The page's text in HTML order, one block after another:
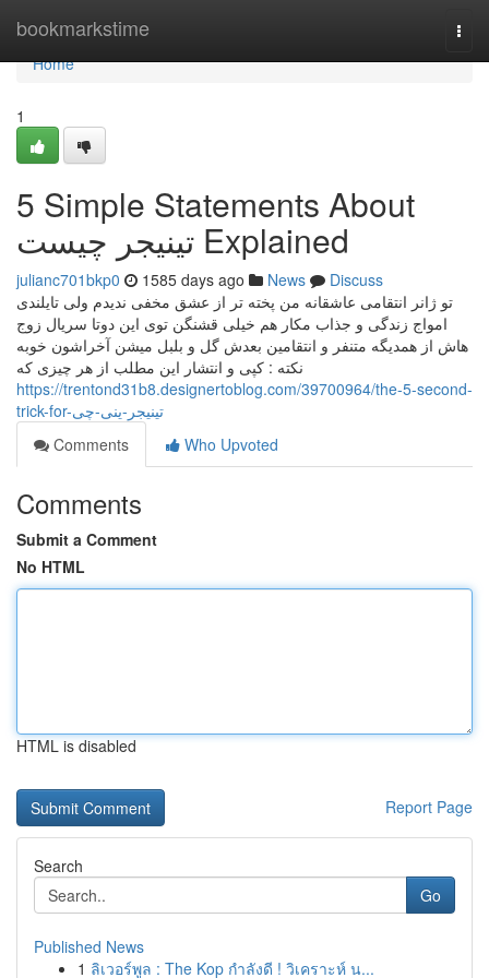
bookmarkstime
Home
Home
1
5 Simple Statements About
تینیجر چیست Explained
julianc701bkp0 1585 days ago News
Discuss
تو ژانر انتقامی عاشقانه من پخته تر از عشق مخفی ندیدم ولی تایلندی
امواج زندگی و جذاب مکار هم خیلی قشنگن توی این دوتا سریال زوج
هاش از همدیگه متنفر و انتقامین بعدش گل و بلبل میشن آخراشون خوبه
نکته : کپی و انتشار این مطلب از هر چیزی که
https://trentond31b8.designertoblog.com/39700964/the-5-second-
trick-for-تینیجر-ینی-چی
Comments
Who Upvoted
Comments
Submit a Comment
No HTML
HTML is disabled
Report Page
Search
Go
Published News
1 ลิเวอร์พูล : The Kop กำลังดี ! วิเคราะห์ น...